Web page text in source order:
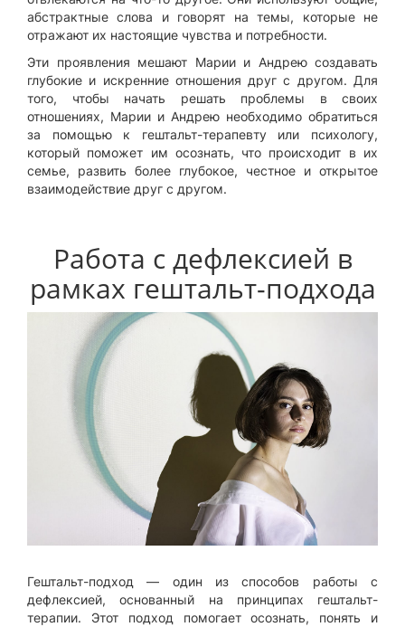
абстрактные слова и говорят на темы, которые не
отражают их настоящие чувства и потребности.
Эти проявления мешают Марии и Андрею создавать
глубокие и искренние отношения друг с другом. Для
того, чтобы начать решать проблемы в своих
отношениях, Марии и Андрею необходимо обратиться
за помощью к гештальт-терапевту или психологу,
который поможет им осознать, что происходит в их
семье, развить более глубокое, честное и открытое
взаимодействие друг с другом.
Работа с дефлексией в
рамках гештальт-подхода
Гештальт-подход — один из способов работы с
дефлексией, основанный на принципах гештальт-
терапии. Этот подход помогает осознать, понять и